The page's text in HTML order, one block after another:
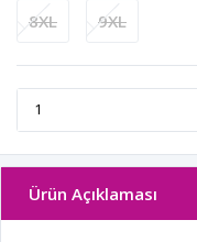
8XL 9XL
Ürün Açıklaması